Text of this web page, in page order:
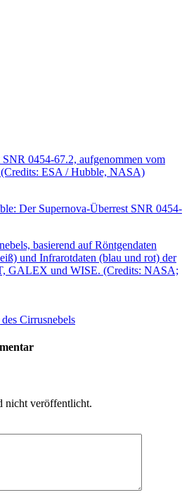
Der Supernova-Überrest SNR 0454-
Cirrusnebels
nicht veröffentlicht.